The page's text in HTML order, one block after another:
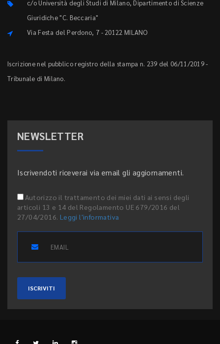
c/o Università degli Studi di Milano, Dipartimento di Scienze
Giuridiche "C. Beccaria"
Via Festa del Perdono, 7 - 20122 MILANO
Iscrizione nel pubblico registro della stampa n. 239 del 06/11/2019 -
Tribunale di Milano.
NEWSLETTER
Iscrivendoti riceverai via email gli aggiornamenti.
Autorizzo il trattamento dei miei dati ai sensi degli
articoli 13 e 14 del Regolamento UE 679/2016 del
27/04/2016. Leggi l'informativa
ISCRIVITI